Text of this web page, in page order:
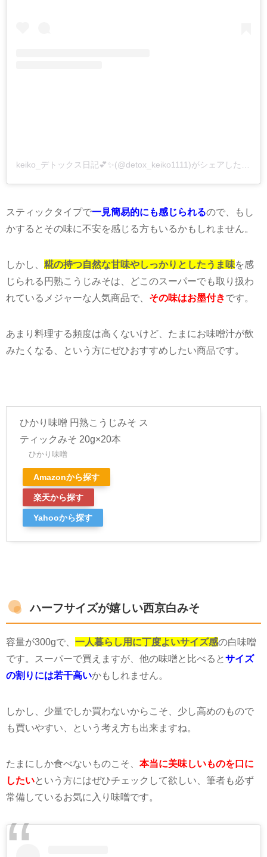
スティックタイプで一見簡易的にも感じられるので、もし
かするとその味に不安を感じる方もいるかもしれません。
しかし、 糀の持つ自然な甘味やしっかりとしたうま味を感
じられる円熟こうじみそは、どこのスーパーでも取り扱わ
れているメジャーな人気商品で、 その味はお墨付きです。
あまり料理する頻度は高くないけど、たまにお味噌汁が飲
みたくなる、という方にぜひおすすめしたい商品です。
ひかり味噌 円熟こうじみそ ス
ティックみそ 20g×20本
ひかり味噌
Amazonから探す
楽天から探す
Yahooから探す
ハーフサイズが嬉しい西京白みそ
容量が300gで、 一人暮らし用に丁度よいサイズ感の白味噌
です。スーパーで買えますが、他の味噌と比べるとサイズ
の割りには若干高いかもしれません。
しかし、少量でしか買わないからこそ、少し高めのもので
も買いやすい、という考え方も出来ますね。
たまにしか食べないものこそ、 本当に美味しいものを口に
したいという方にはぜひチェックして欲しい、筆者も必ず
常備しているお気に入り味噌です。